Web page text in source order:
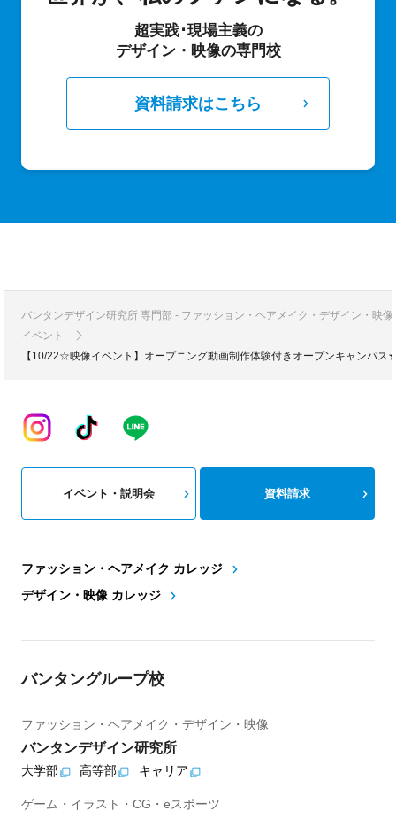
超実践･現場主義の
デザイン・映像の専門校
資料請求はこちら
バンタンデザイン研究所 専門部 - ファッション・ヘアメイク・デザイン・映
イベント
【10/22☆映像イベント】オープニング動画制作体験付きオープンキャンパ
ファッション・ヘアメイク カレッジ
デザイン・映像 カレッジ
イベント・説明会 資料請求
バンタングループ校
ファッション・ヘアメイク・デザイン・映像
バンタンデザイン研究所
大学部 高等部 キャリア
ゲーム・イラスト・CG・eスポーツ